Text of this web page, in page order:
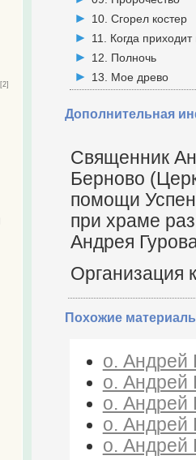
[2]
10. Сгорел костер
11. Когда
12. Полночь
13. Мое древо
Дополнительная
Священник
Берново
помощи
при храме
Андрея
Организация
Похожие
о. Андрей
о. Андрей
о. Андрей
о. Андрей
о. Андрей